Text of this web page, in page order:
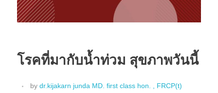
โรคที่มากับน้ำท่วม สุขภาพวันนี้
by dr.kijakarn junda MD. first class hon. , FRCP(t)